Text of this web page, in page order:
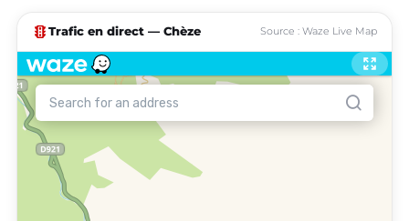
traffic Trafic en direct — Chèze Source : Waze Live Map